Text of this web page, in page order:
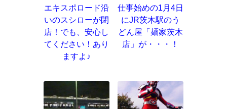
エキスポロード沿
いのスシローが閉
店！でも、安心し
てください！あり
ますよ♪
仕事始めの1月4日
にJR茨木駅のう
どん屋「麺家茨木
店」が・・・！